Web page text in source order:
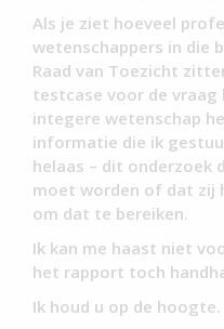
Als je ziet hoeveel
wetenschappers in die
Raad van Toezicht
testcase voor de vraag
integere wetenschap
informatie die ik
helaas – dit
moet worden of dat zij
om dat te bereiken.
Ik kan me haast niet
het rapport toch
Ik houd u op de hoogte.